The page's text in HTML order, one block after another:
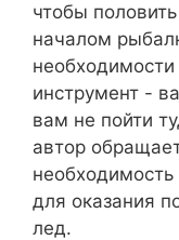
чтобы
началом
необходимости
инструмент -
вам не пойти
автор
для оказания
лед.